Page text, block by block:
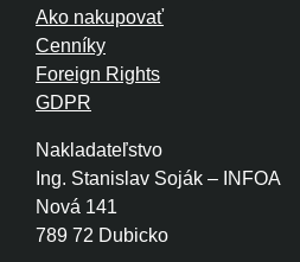
Nakladateľstvo
Ing. Stanislav Soják – INFOA
Nová 141
789 72 Dubicko
Ako nakupovať
Cenníky
Foreign Rights
GDPR